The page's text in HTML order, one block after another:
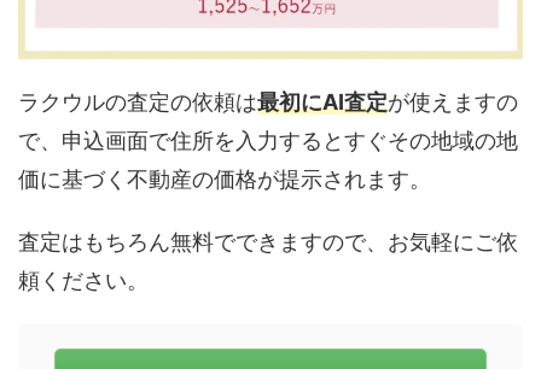
ラクウルの査定の依頼は最初にAI査定が使えますの
で、申込画面で住所を入力するとすぐその地域の地
価に基づく不動産の価格が提示されます。
査定はもちろん無料でできますので、お気軽にご依
頼ください。